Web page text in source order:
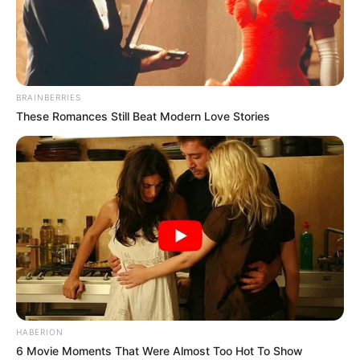
BRAINBERRIES
These Romances Still Beat Modern Love Stories
HABERION
6 Movie Moments That Were Almost Too Hot To Show